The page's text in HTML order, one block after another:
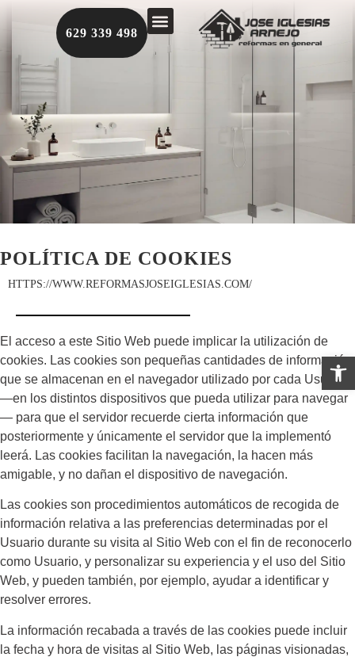
629 339 498
POLÍTICA DE COOKIES
HTTPS://WWW.REFORMASJOSEIGLESIAS.COM/
El acceso a este Sitio Web puede implicar la utilización de
cookies. Las cookies son pequeñas cantidades de información
que se almacenan en el navegador utilizado por cada Usuario
—en los distintos dispositivos que pueda utilizar para navegar
— para que el servidor recuerde cierta información que
posteriormente y únicamente el servidor que la implementó
leerá. Las cookies facilitan la navegación, la hacen más
amigable, y no dañan el dispositivo de navegación.
Las cookies son procedimientos automáticos de recogida de
información relativa a las preferencias determinadas por el
Usuario durante su visita al Sitio Web con el fin de reconocerlo
como Usuario, y personalizar su experiencia y el uso del Sitio
Web, y pueden también, por ejemplo, ayudar a identificar y
resolver errores.
La información recabada a través de las cookies puede incluir
la fecha y hora de visitas al Sitio Web, las páginas visionadas,
Abrir